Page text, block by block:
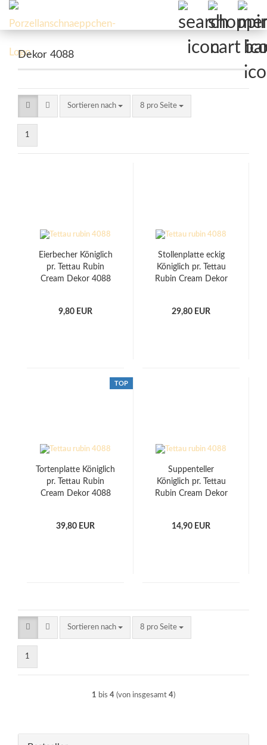
Dekor 4088
Sortieren nach
Sortieren nach 8 pro Seite
pro Seite
1
Eierbecher Königlich
pr. Tettau Rubin
Cream Dekor 4088
9,80 EUR
Stollenplatte eckig
Königlich pr. Tettau
Rubin Cream Dekor
29,80 EUR
TOP
Tortenplatte Königlich
pr. Tettau Rubin
Cream Dekor 4088
39,80 EUR
Suppenteller
Königlich pr. Tettau
Rubin Cream Dekor
14,90 EUR
Sortieren nach
Sortieren nach 8 pro Seite
pro Seite
1
1 bis 4 (von insgesamt 4)